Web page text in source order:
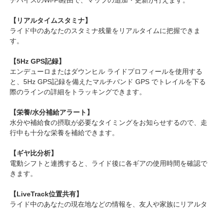
【リアルタイムスタミナ】
ライド中のあなたのスタミナ残量をリアルタイムに把握できま
す。
【5Hz GPS記録】
エンデューロまたはダウンヒル ライドプロフィールを使用する
と、5Hz GPS記録を備えたマルチバンド GPS でトレイルを下る
際のラインの詳細をトラッキングできます。
【栄養/水分補給アラート】
水分や補給食の摂取が必要なタイミングをお知らせするので、走
行中も十分な栄養を補給できます。
【ギヤ比分析】
電動シフトと連携すると、ライド後に各ギアの使用時間を確認で
きます。
【LiveTrack位置共有】
ライド中のあなたの現在地などの情報を、友人や家族にリアルタ